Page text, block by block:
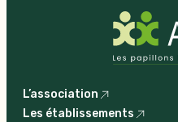
L’association
Les établissements